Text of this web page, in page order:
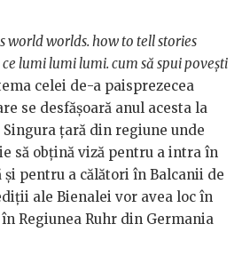
world worlds. how to tell stories
lumi lumi lumi. cum să spui povești
celei de-a paisprezecea
se desfășoară anul acesta la
țară din regiune unde
să obțină viză pentru a intra în
și pentru a călători în Balcanii de
ale Bienalei vor avea loc în
Regiunea Ruhr din Germania